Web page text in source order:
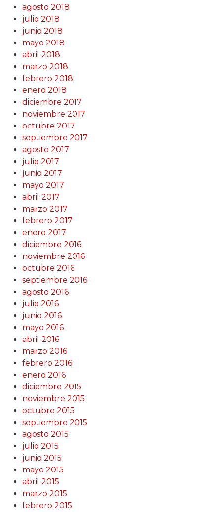
agosto 2018
julio 2018
junio 2018
mayo 2018
abril 2018
marzo 2018
febrero 2018
enero 2018
diciembre 2017
noviembre 2017
octubre 2017
septiembre 2017
agosto 2017
julio 2017
junio 2017
mayo 2017
abril 2017
marzo 2017
febrero 2017
enero 2017
diciembre 2016
noviembre 2016
octubre 2016
septiembre 2016
agosto 2016
julio 2016
junio 2016
mayo 2016
abril 2016
marzo 2016
febrero 2016
enero 2016
diciembre 2015
noviembre 2015
octubre 2015
septiembre 2015
agosto 2015
julio 2015
junio 2015
mayo 2015
abril 2015
marzo 2015
febrero 2015